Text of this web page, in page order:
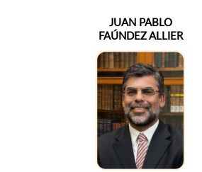
JUAN PABLO
FAÚNDEZ ALLIER